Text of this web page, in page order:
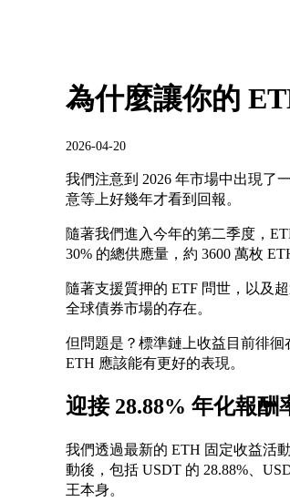
為什麼讓你的
2026-04-20
我們注意到 2026 年市場中出現了
意等上好幾年才看到回報。
隨著我們進入今年的第二季度，
30% 的總供應量，約 3600 萬枚
隨著支援質押的 ETF 問世，以及
全球債券市場的存在。
但問題是？標準鏈上收益目前徘徊
ETH 應該能有更好的表現。
迎接 28.88% 年化報酬
我們透過最新的 ETH 固定收益活
動後，包括 USDT 的 28.88%、
王本身。